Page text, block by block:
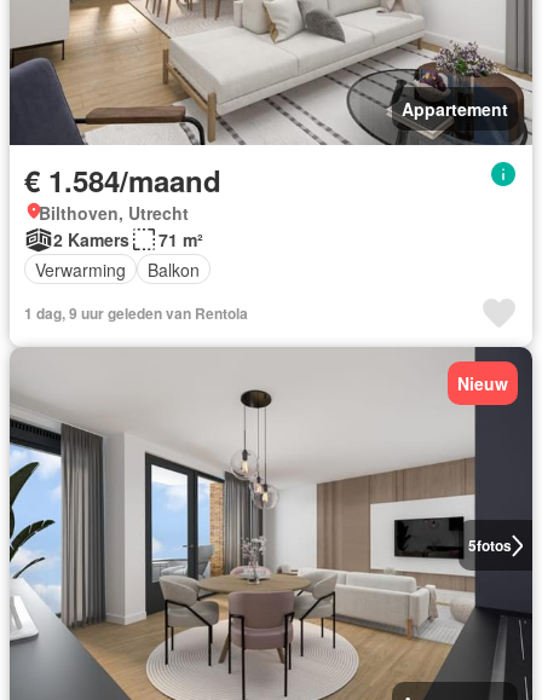
Appartement
€ 1.584/maand
Bilthoven, Utrecht
2 Kamers
71 m²
Verwarming
Balkon
1 dag, 9 uur geleden van Rentola
5fotos
Nieuw